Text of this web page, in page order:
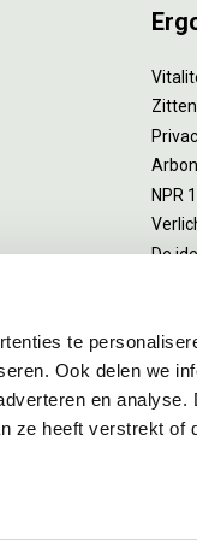
te
Ook delen we
en analyse.
ze heeft verstrekt of
NPR
De